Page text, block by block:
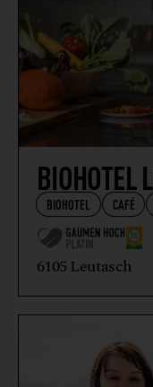
BIOHOTEL
BIOHOTEL CAFÉ
6105 Leutasch